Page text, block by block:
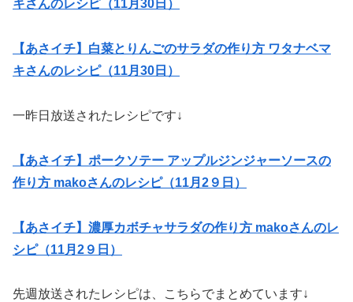
キさんのレシピ（11月30日）
【あさイチ】白菜とりんごのサラダの作り方 ワタナベマ
キさんのレシピ（11月30日）
一昨日放送されたレシピです↓
【あさイチ】ポークソテー アップルジンジャーソースの
作り方 makoさんのレシピ（11月2９日）
【あさイチ】濃厚カボチャサラダの作り方 makoさんのレ
シピ（11月2９日）
先週放送されたレシピは、こちらでまとめています↓